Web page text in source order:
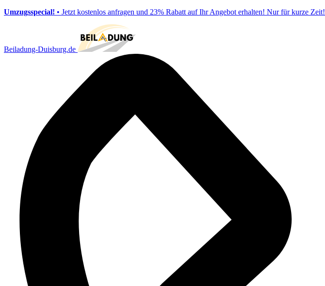
Umzugsspecial! • Jetzt kostenlos anfragen und 23% Rabatt auf Ihr Angebot erhalten! Nur für kurze Zeit!
Beiladung-Duisburg.de